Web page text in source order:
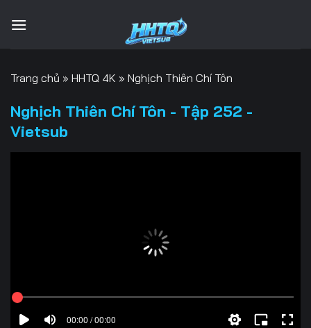
qua
Trang chủ » HHTQ 4K » Nghịch Thiên Chí Tôn
Nghịch Thiên Chí Tôn - Tập 252 -
Vietsub
00:00 / 00:00